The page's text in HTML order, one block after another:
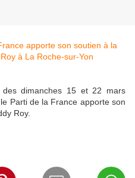
des dimanches 15 et 22 mars
Parti de la France apporte son
Roy.